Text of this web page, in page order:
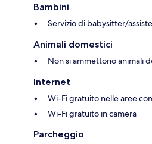
Bambini
Servizio di babysitter/
Animali domestici
Non si ammettono animali
Internet
Wi-Fi gratuito nelle aree
Wi-Fi gratuito in camera
Parcheggio